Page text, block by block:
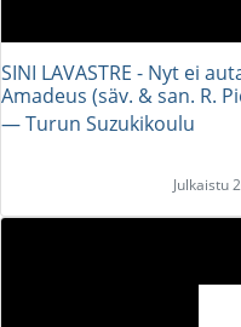
SINI LAVASTRE - Nyt ei
Amadeus (säv. & san. R.
― Turun Suzukikoulu
Julkaistu